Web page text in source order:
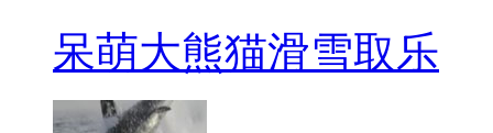
呆萌大熊猫滑雪取乐